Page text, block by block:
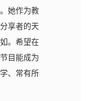
她作为教
享者的天
。希望在
目能成为
、常有所